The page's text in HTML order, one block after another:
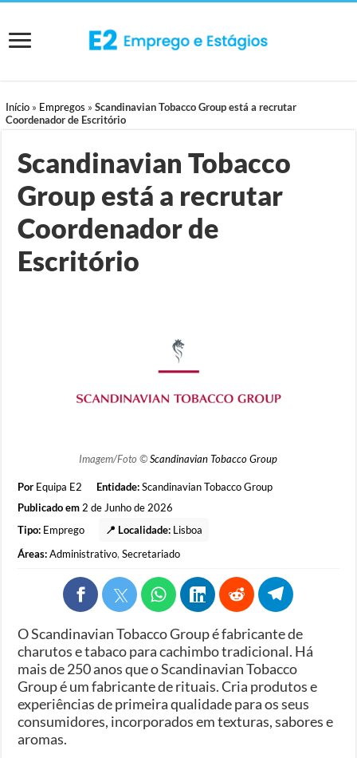
Início » Empregos »Scandinavian Tobacco Group está a recrutar
Coordenador de Escritório
Scandinavian Tobacco
Group está a recrutar
Coordenador de
Escritório
Imagem/Foto ©Scandinavian Tobacco Group
Por Equipa E2 Entidade:Scandinavian Tobacco Group
Publicado em 2 de Junho de 2026
Tipo: Emprego 📍 Localidade: Lisboa
Áreas: Administrativo,Secretariado
O Scandinavian Tobacco Group é fabricante de
charutos e tabaco para cachimbo tradicional. Há
mais de 250 anos que o Scandinavian Tobacco
Group é um fabricante de rituais. Cria produtos e
experiências de primeira qualidade para os seus
consumidores, incorporados em texturas, sabores e
aromas.